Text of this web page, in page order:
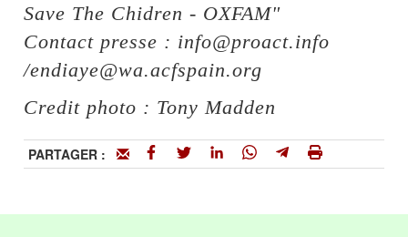
Save The Chidren - OXFAM"
Contact presse : info@proact.info
/endiaye@wa.acfspain.org
Credit photo : Tony Madden
PARTAGER :